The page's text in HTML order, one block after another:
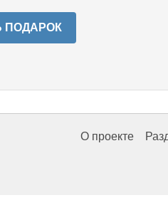
ПОДАРОК
О проекте